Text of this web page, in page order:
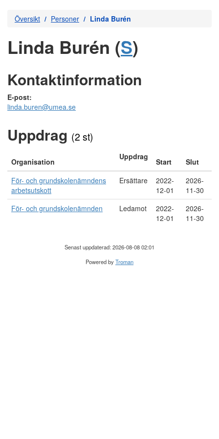
Översikt Personer Linda Burén
Linda Burén (S)
Kontaktinformation
E-post:
linda.buren@umea.se
Uppdrag (2 st)
Organisation
Uppdrag
Start
Slut
För- och grundskolenämndens
arbetsutskott
Ersättare
2022-
12-01
2026-
11-30
För- och grundskolenämnden
Ledamot
2022-
12-01
2026-
11-30
Senast uppdaterad: 2026-08-08 02:01
Powered byTroman